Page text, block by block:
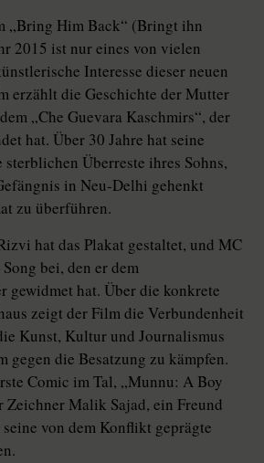
„Bring Him Back“ (Bringt ihn
2015 ist nur eines von vielen
Interesse dieser neuen
erzählt die Geschichte der Mutter
„Che Guevara Kaschmirs“, der
hat. Über 30 Jahre hat seine
Überreste ihres Sohns,
in Neu-Delhi gehenkt
zu überführen.
hat das Plakat gestaltet, und MC
bei, den er dem
gewidmet hat. Über die konkrete
zeigt der Film die Verbundenheit
Kunst, Kultur und Journalismus
gegen die Besatzung zu kämpfen.
Comic im Tal, „Munnu: A Boy
Zeichner Malik Sajad, ein Freund
von dem Konflikt geprägte